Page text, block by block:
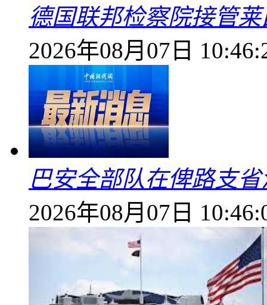
德国联邦检察院接管
2026年08月07日
巴安全部队在俾路支
2026年08月07日